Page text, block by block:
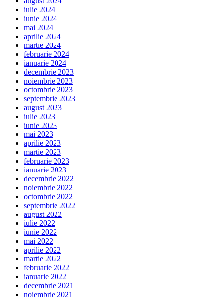
iulie 2024
iunie 2024
mai 2024
aprilie 2024
martie 2024
februarie 2024
ianuarie 2024
decembrie 2023
noiembrie 2023
octombrie 2023
septembrie 2023
august 2023
iulie 2023
iunie 2023
mai 2023
aprilie 2023
martie 2023
februarie 2023
ianuarie 2023
decembrie 2022
noiembrie 2022
octombrie 2022
septembrie 2022
august 2022
iulie 2022
iunie 2022
mai 2022
aprilie 2022
martie 2022
februarie 2022
ianuarie 2022
decembrie 2021
noiembrie 2021